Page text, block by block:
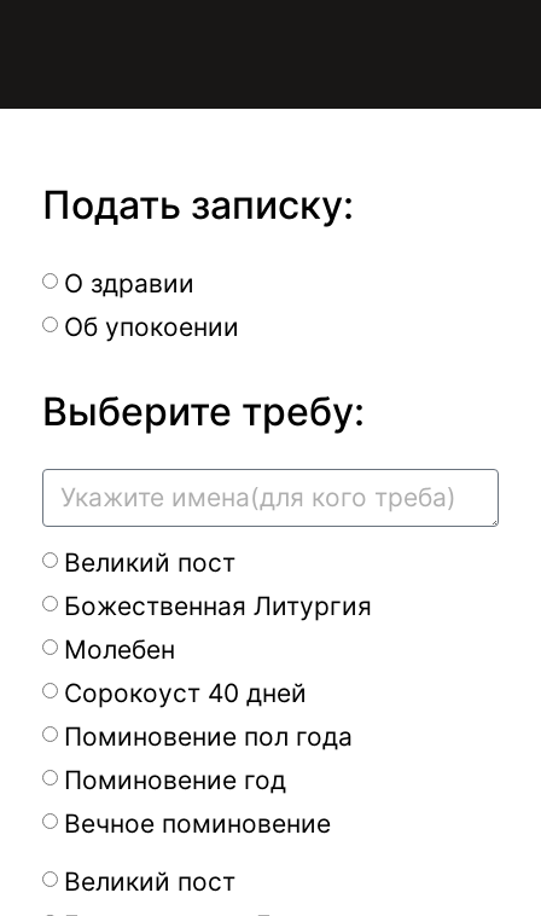
Подать записку:
О здравии
Об упокоении
Выберите требу:
Великий пост
Божественная Литургия
Молебен
Сорокоуст 40 дней
Поминовение пол года
Поминовение год
Вечное поминовение
Великий пост